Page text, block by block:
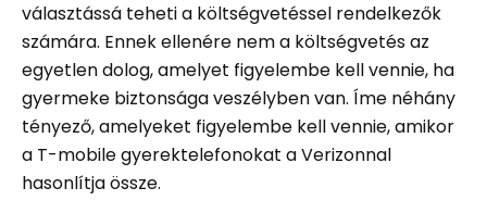
választássá teheti a költségvetéssel rendelkezők
számára. Ennek ellenére nem a költségvetés az
egyetlen dolog, amelyet figyelembe kell vennie, ha
gyermeke biztonsága veszélyben van. Íme néhány
tényező, amelyeket figyelembe kell vennie, amikor
a T-mobile gyerektelefonokat a Verizonnal
hasonlítja össze.